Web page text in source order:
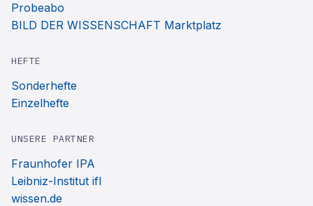
Probeabo
BILD DER WISSENSCHAFT Marktplatz
HEFTE
Sonderhefte
Einzelhefte
UNSERE PARTNER
Fraunhofer IPA
Leibniz-Institut ifl
wissen.de